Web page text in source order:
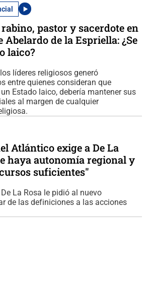
pastor y sacerdote en
Abelardo de la Espriella: ¿Se
laico?
líderes religiosos generó
entre quienes consideran que
Estado laico, debería mantener sus
al margen de cualquier
Atlántico exige a De La
haya autonomía regional y
suficientes"
La Rosa le pidió al nuevo
de las definiciones a las acciones